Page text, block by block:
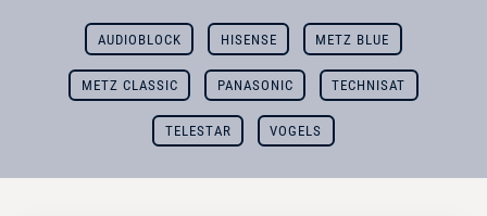
AUDIOBLOCK HISENSE METZ BLUE
METZ CLASSIC PANASONIC TECHNISAT
TELESTAR VOGELS